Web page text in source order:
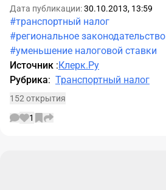
Дата публикации:30.10.2013, 13:59
#транспортный налог
#региональное законодательство
#уменьшение налоговой ставки
Источник :Клерк.Ру
Рубрика: Транспортный налог
152 открытия
1